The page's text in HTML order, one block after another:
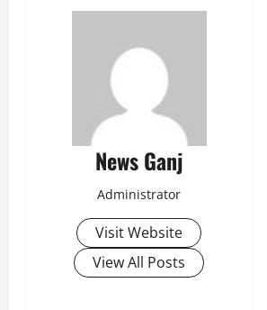
News Ganj
Administrator
Visit Website
View All Posts